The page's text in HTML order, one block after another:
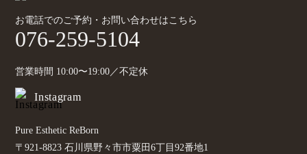
お電話でのご予約・お問い合わせはこちら
076-259-5104
営業時間 10:00〜19:00／不定休
Instagram
Pure Esthetic ReBorn
〒921-8823 石川県野々市市粟田6丁目92番地1